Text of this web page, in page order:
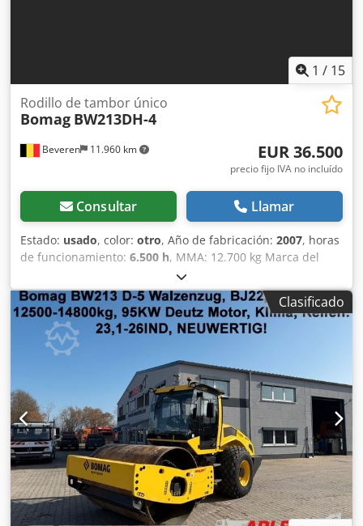
1 / 15
Beveren 11.960 km
Rodillo de tambor único
Bomag BW213DH-4
EUR 36.500
precio fijo IVA no incluído
Consultar Llamar
Estado: usado, color: otro, Año de fabricación: 2007, horas
de funcionamiento: 6.500 h, MMA: 12.700 kg Marca del
motor: Deutz Marcado CE: sí Número de serie:
101582511260 ¡Máquinas en venta! Visite nuestra web
para ver una amplia variedad de máquinas listas para la
venta. Disponemos de más opciones de las que aparecen
online, así que no dude en llamarnos o enviarnos un
correo en cualquier momento. Todas nuestras máquinas
están totalmente revisadas y comprobadas para su
fiabilidad. ¿Necesita fotos? Contáctenos y se las
enviaremos de inmediato. Djdpfx Ansy R Uwrjueck Le
atendemos en neerlandés, inglés, francés, alemán,
español y ruso. Descubra nuestra amplia gama de
máquinas fiables.
Clasificado